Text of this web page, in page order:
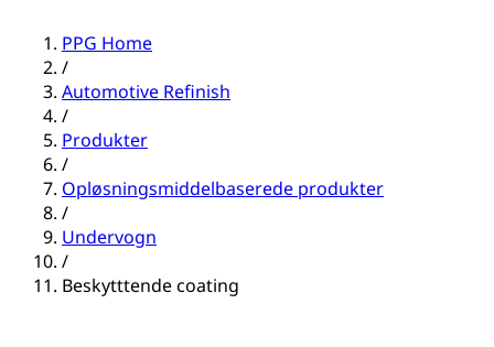
PPG Home
/
Automotive Refinish
/
Produkter
/
Opløsningsmiddelbaserede produkter
/
Undervogn
/
Beskytttende coating